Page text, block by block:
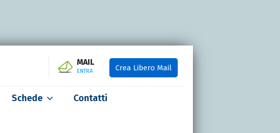
MAIL
ENTRA Crea Libero Mail
Schede Contatti